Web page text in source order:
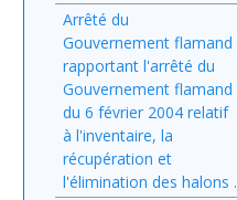
Arrêté du
Gouvernement flamand
rapportant l'arrêté du
Gouvernement flamand
du 6 février 2004 relatif
à l'inventaire, la
récupération et
l'élimination des halons .